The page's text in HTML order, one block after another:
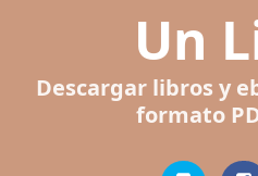
Un
Descargar libros y
formato